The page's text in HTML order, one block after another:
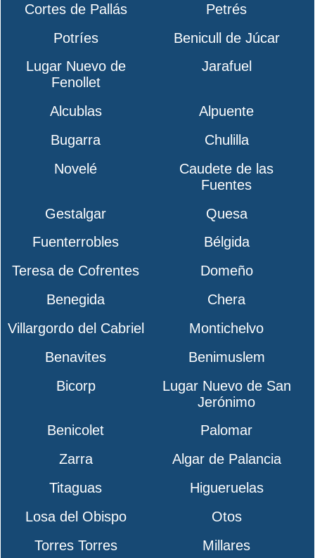
Cortes de Pallás
Petrés
Potríes
Benicull de Júcar
Lugar Nuevo de
Fenollet
Jarafuel
Alcublas
Alpuente
Bugarra
Chulilla
Novelé
Caudete de las
Fuentes
Gestalgar
Quesa
Fuenterrobles
Bélgida
Teresa de Cofrentes
Domeño
Benegida
Chera
Villargordo del Cabriel
Montichelvo
Benavites
Benimuslem
Bicorp
Lugar Nuevo de San
Jerónimo
Benicolet
Palomar
Zarra
Algar de Palancia
Titaguas
Higueruelas
Losa del Obispo
Otos
Torres Torres
Millares